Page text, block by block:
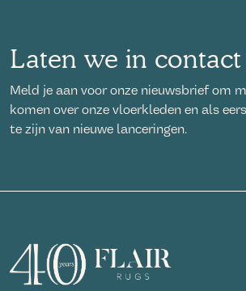
Laten we in
Meld je aan voor onze nieuwsbrief om
komen over onze vloerkleden en als
te zijn van nieuwe lanceringen.